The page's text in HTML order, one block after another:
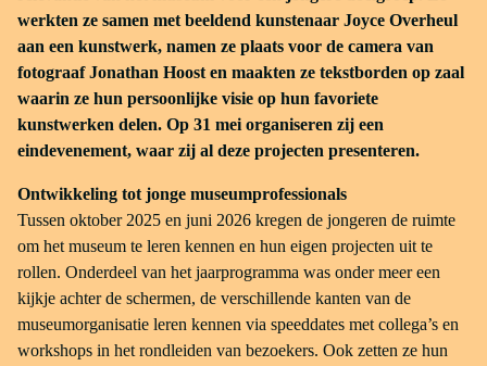
werkten ze samen met beeldend kunstenaar Joyce Overheul
aan een kunstwerk, namen ze plaats voor de camera van
fotograaf Jonathan Hoost en maakten ze tekstborden op zaal
waarin ze hun persoonlijke visie op hun favoriete
kunstwerken delen. Op 31 mei organiseren zij een
eindevenement, waar zij al deze projecten presenteren.
Ontwikkeling tot jonge museumprofessionals
Tussen oktober 2025 en juni 2026 kregen de jongeren de ruimte
om het museum te leren kennen en hun eigen projecten uit te
rollen. Onderdeel van het jaarprogramma was onder meer een
kijkje achter de schermen, de verschillende kanten van de
museumorganisatie leren kennen via speeddates met collega’s en
workshops in het rondleiden van bezoekers. Ook zetten ze hun